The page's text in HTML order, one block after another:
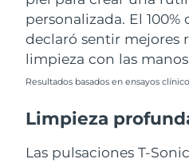
personalizada. El 100%
declaró sentir mejores
limpieza con las
Resultados basados en ensayos
Limpieza
Las pulsaciones T-
Filipinas
Polonia
Portugal
Puerto Rico